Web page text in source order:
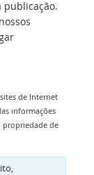
publicação.
de Internet
informações
propriedade de